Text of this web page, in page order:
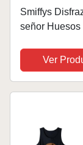
Smiffys
señor
chaqueta,
falsa camisa y
sombrero
Ver